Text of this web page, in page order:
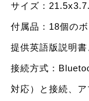
サイズ：
付属品：18個の
提供英語版説明
接続方式：
対応）と接続、ア